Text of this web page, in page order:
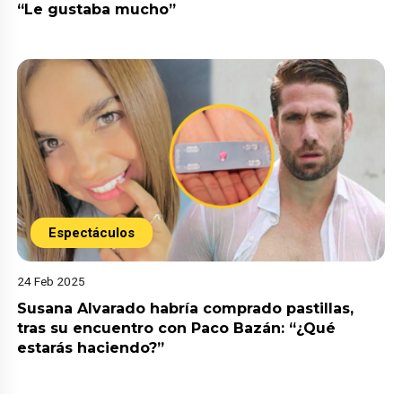
“Le gustaba mucho”
Espectáculos
24 Feb 2025
Susana Alvarado habría comprado pastillas,
tras su encuentro con Paco Bazán: “¿Qué
estarás haciendo?”